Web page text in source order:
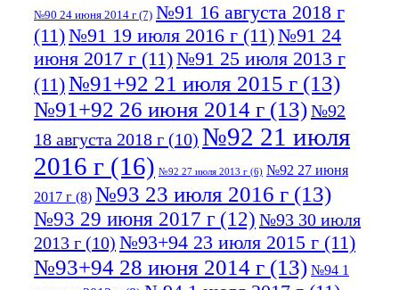
№90 24 июня 2014 г (7) №91 16 августа 2018 г
(11)№91 19 июля 2016 г (11)№91 24
июня 2017 г (11)№91 25 июля 2013 г
(11)№91+92 21 июля 2015 г (13)
№91+92 26 июня 2014 г (13)№92
18 августа 2018 г (10) №92 21 июля
2016 г (16) №92 27 июля 2013 г (6) №92 27 июня
2017 г (8) №93 23 июля 2016 г (13)
№93 29 июня 2017 г (12) №93 30 июля
2013 г (10) №93+94 23 июля 2015 г (11)
№93+94 28 июня 2014 г (13) №94 1